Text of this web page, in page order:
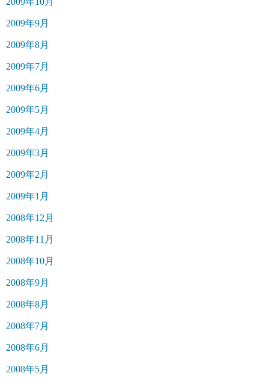
2009年9月
2009年8月
2009年7月
2009年6月
2009年5月
2009年4月
2009年3月
2009年2月
2009年1月
2008年12月
2008年11月
2008年10月
2008年9月
2008年8月
2008年7月
2008年6月
2008年5月